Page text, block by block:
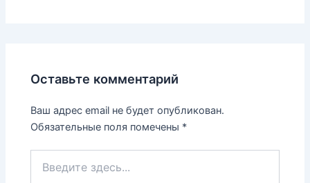
Оставьте комментарий
Ваш адрес email не будет опубликован.
Обязательные поля помечены *
здесь...